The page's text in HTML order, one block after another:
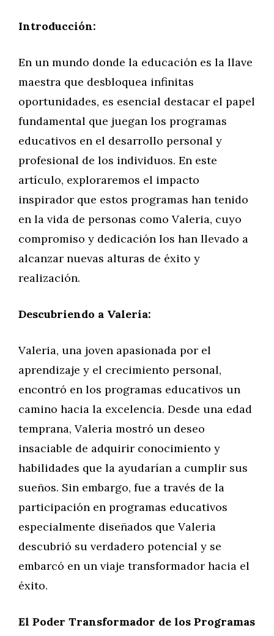
Introducción:
En un mundo donde la educación es la llave
maestra que desbloquea infinitas
oportunidades, es esencial destacar el papel
fundamental que juegan los programas
educativos en el desarrollo personal y
profesional de los individuos. En este
artículo, exploraremos el impacto
inspirador que estos programas han tenido
en la vida de personas como Valeria, cuyo
compromiso y dedicación los han llevado a
alcanzar nuevas alturas de éxito y
realización.
Descubriendo a Valeria:
Valeria, una joven apasionada por el
aprendizaje y el crecimiento personal,
encontró en los programas educativos un
camino hacia la excelencia. Desde una edad
temprana, Valeria mostró un deseo
insaciable de adquirir conocimiento y
habilidades que la ayudarían a cumplir sus
sueños. Sin embargo, fue a través de la
participación en programas educativos
especialmente diseñados que Valeria
descubrió su verdadero potencial y se
embarcó en un viaje transformador hacia el
éxito.
El Poder Transformador de los Programas